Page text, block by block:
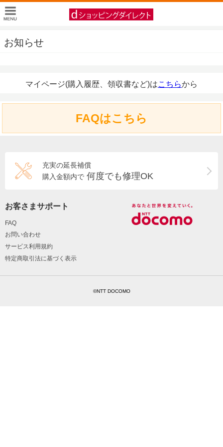
お知らせ
マイページ(購入履歴、領収書など)はこちらから
FAQはこちら
充実の延長補償
購入金額内で 何度でも修理OK
お客さまサポート
FAQ
お問い合わせ
サービス利用規約
特定商取引法に基づく表示
©NTT DOCOMO